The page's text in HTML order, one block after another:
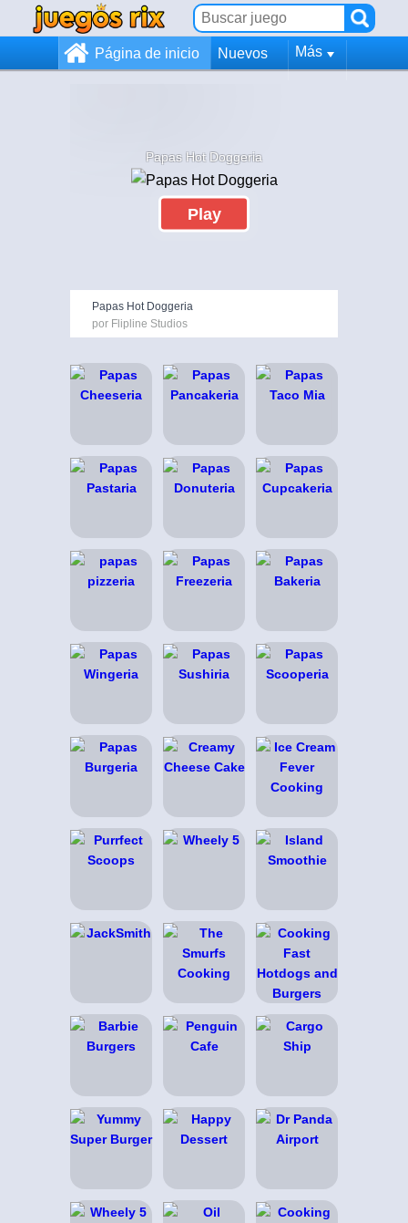
Página de inicio Nuevos Más
Papas Hot Doggeria
Play
Papas Hot Doggeria
por Flipline Studios